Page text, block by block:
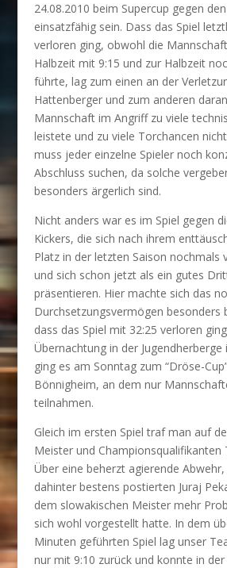
24.08.2010 beim Supercup gegen
einsatzfähig sein. Dass das Spiel
verloren ging, obwohl die
Halbzeit mit 9:15 und zur Halbzeit
führte, lag zum einen an der
Hattenberger und zum anderen
Mannschaft im Angriff zu viele
leistete und zu viele Torchancen
muss jeder einzelne Spieler noch
Abschluss suchen, da solche
besonders ärgerlich sind.
Nicht anders war es im Spiel gegen
Kickers, die sich nach ihrem
Platz in der letzten Saison nochmals
und sich schon jetzt als ein gutes
präsentieren. Hier machte sich das
Durchsetzungsvermögen besonders
dass das Spiel mit 32:25 verloren
Übernachtung in der Jugendherberge
ging es am Sonntag zum “Dröse-
Bönnigheim, an dem nur
teilnahmen.
Gleich im ersten Spiel traf man auf
Meister und Championsqualifikanten
Über eine beherzt agierende
dahinter bestens postierten Juraj
dem slowakischen Meister mehr
sich wohl vorgestellt hatte. In dem
Minuten geführten Spiel lag unser
nur mit 9:10 zurück und konnte in